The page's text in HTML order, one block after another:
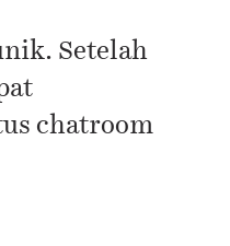
Setelah
chatroom